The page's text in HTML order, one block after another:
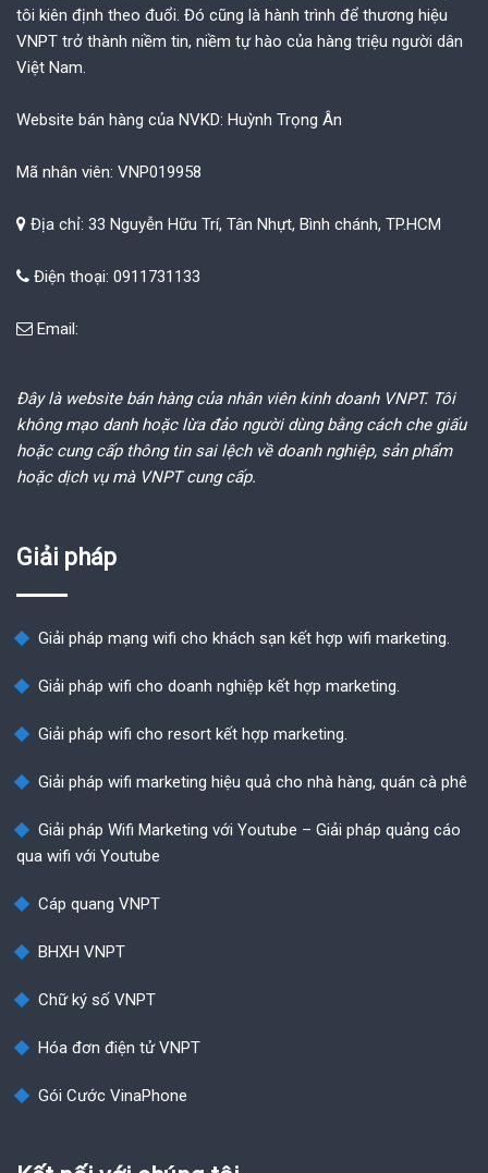
tôi kiên định theo đuổi. Đó cũng là hành trình để thương hiệu
VNPT trở thành niềm tin, niềm tự hào của hàng triệu người dân
Việt Nam.
Website bán hàng của NVKD: Huỳnh Trọng Ân
Mã nhân viên: VNP019958
Địa chỉ: 33 Nguyễn Hữu Trí, Tân Nhựt, Bình chánh, TP.HCM
Điện thoại: 0911731133
Email:
Đây là website bán hàng của nhân viên kinh doanh VNPT. Tôi
không mạo danh hoặc lừa đảo người dùng bằng cách che giấu
hoặc cung cấp thông tin sai lệch về doanh nghiệp, sản phẩm
hoặc dịch vụ mà VNPT cung cấp.
Giải pháp
Giải pháp mạng wifi cho khách sạn kết hợp wifi marketing.
Giải pháp wifi cho doanh nghiệp kết hợp marketing.
Giải pháp wifi cho resort kết hợp marketing.
Giải pháp wifi marketing hiệu quả cho nhà hàng, quán cà phê
Giải pháp Wifi Marketing với Youtube – Giải pháp quảng cáo
qua wifi với Youtube
Cáp quang VNPT
BHXH VNPT
Chữ ký số VNPT
Hóa đơn điện tử VNPT
Gói Cước VinaPhone